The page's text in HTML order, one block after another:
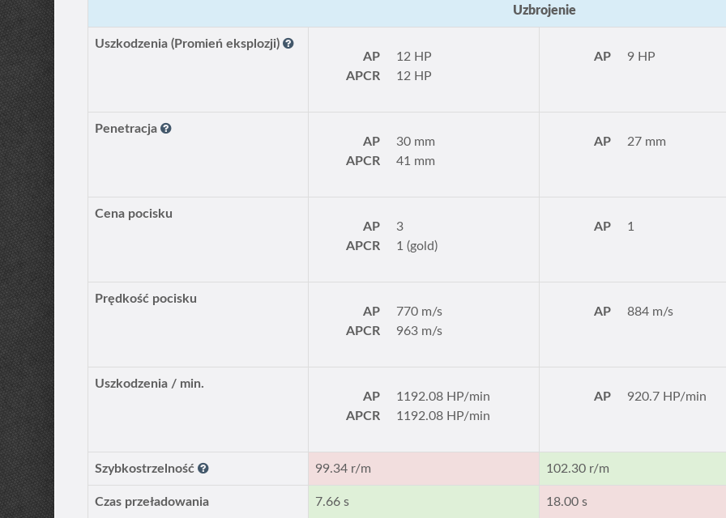
Uzbrojenie
Uszkodzenia (Promień eksplozji)
AP
12 HP
APCR
12 HP
AP 9 HP
Penetracja
AP
30 mm
APCR
41 mm
AP 27 mm
Cena pocisku
AP
3
APCR
1 (gold)
AP 1
Prędkość pocisku
AP
770 m/s
APCR
963 m/s
AP 884 m/s
Uszkodzenia / min.
AP
1192.08 HP/min
APCR
1192.08 HP/min
AP 920.7 HP/min
Szybkostrzelność 99.34 r/m 102.30 r/m
Czas przeładowania 7.66 s 18.00 s